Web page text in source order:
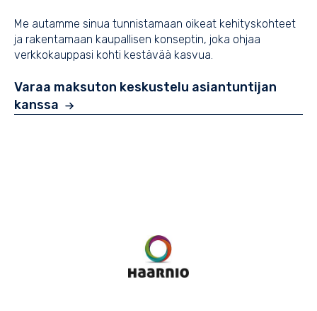
Me autamme sinua tunnistamaan oikeat kehityskohteet
ja rakentamaan kaupallisen konseptin, joka ohjaa
verkkokauppasi kohti kestävää kasvua.
Varaa maksuton keskustelu asiantuntijan
kanssa